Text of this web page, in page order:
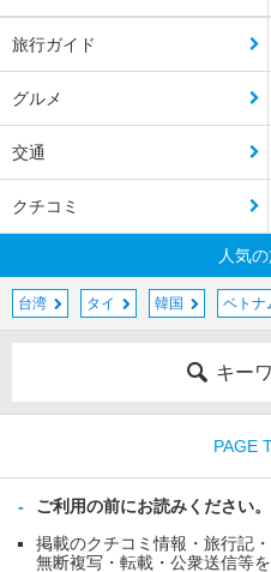
旅行ガイド
グルメ
交通
クチコミ
人気
台湾 タイ 韓国 ベトナ
キー
PAGE
ご利用の前にお読みください。
掲載のクチコミ情報・旅行記
無断複写・転載・公衆送信等を